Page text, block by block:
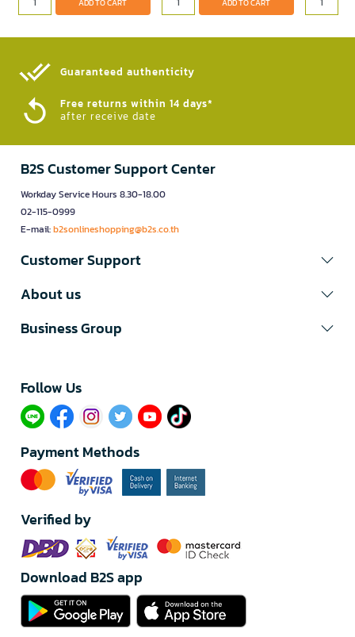
ADD TO CART ADD TO CART
Guaranteed authenticity​
Free returns within 14 days*
after receive date
B2S Customer Support Center
Workday Service Hours 8.30-18.00
02-115-0999
E-mail:b2sonlineshopping@b2s.co.th
Customer Support
About us
Business Group
Follow Us​
Payment Methods
Verified by
Download B2S app